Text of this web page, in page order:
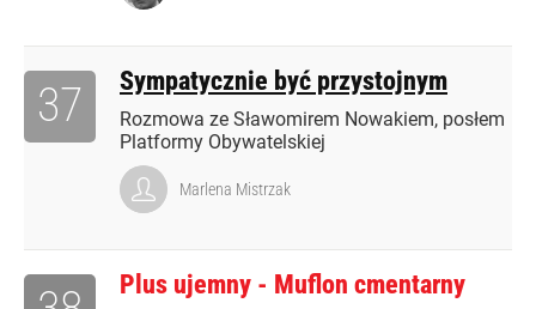
Sympatycznie być przystojnym
Rozmowa ze Sławomirem Nowakiem, posłem
Platformy Obywatelskiej
37
Marlena Mistrzak
Plus ujemny - Muflon cmentarny